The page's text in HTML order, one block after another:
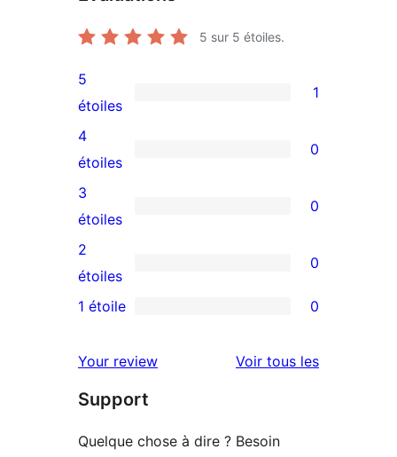
5 sur 5 étoiles.
1
avis
à
5
étoile
5
étoiles
1
0
avis
à
4
étoile
4
étoiles
0
0
avis
à
3
3
étoiles
0
0
avis
2
2
étoiles
0
à
1
1 étoile 0
Your review Voir tous lesavis
Support
Quelque chose à dire ? Besoin